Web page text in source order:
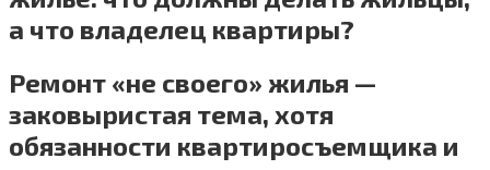
а что владелец квартиры?
Ремонт «не своего» жилья —
заковыристая тема, хотя
обязанности квартиросъемщика и